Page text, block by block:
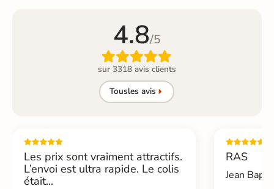
4.8/5

sur 3318 avis clients
Tousles avis
Les prix sont vraiment attractifs.
L’envoi est ultra rapide. Le colis
était...
RAS
Jean